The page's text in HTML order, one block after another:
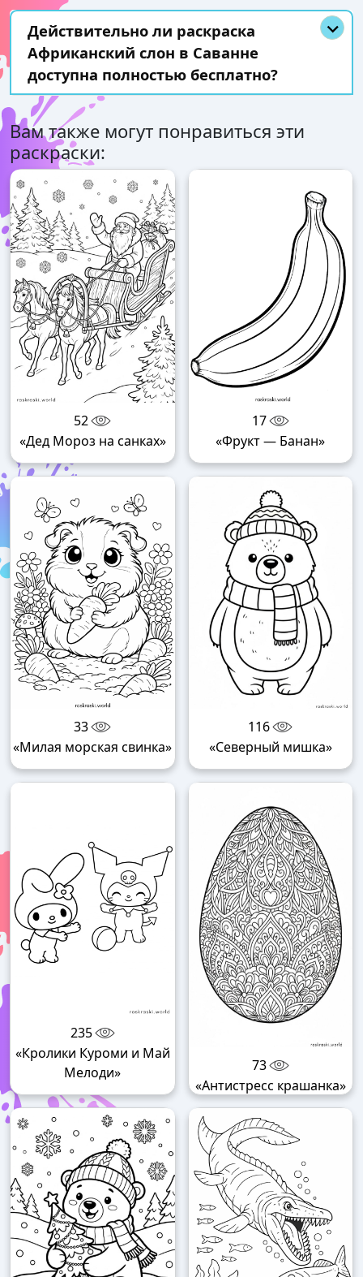
Действительно ли раскраска
Африканский слон в Саванне
доступна полностью бесплатно?
Вам также могут понравиться эти
раскраски:
52
«Дед Мороз на санках»
17
«Фрукт — Банан»
33
«Милая морская свинка»
116
«Северный мишка»
235
«Кролики Куроми и Май
Мелоди»
73
«Антистресс крашанка»